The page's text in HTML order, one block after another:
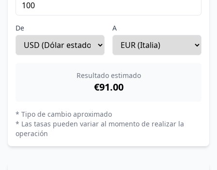
De A
Resultado estimado
€91.00
* Tipo de cambio aproximado
* Las tasas pueden variar al momento de realizar la
operación